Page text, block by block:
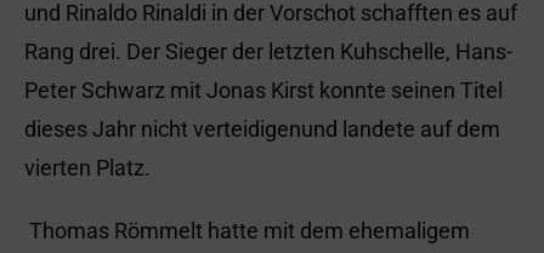
und Rinaldo Rinaldi in der Vorschot schafften es auf
Rang drei. Der Sieger der letzten Kuhschelle, Hans-
Peter Schwarz mit Jonas Kirst konnte seinen Titel
dieses Jahr nicht verteidigenund landete auf dem
vierten Platz.
Thomas Römmelt hatte mit dem ehemaligem